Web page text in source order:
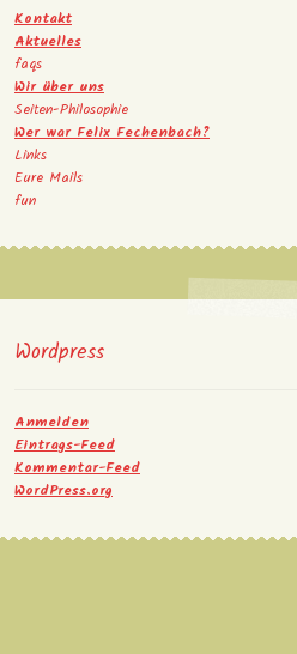
Kontakt
Aktuelles
faqs
Wir über uns
Seiten-Philosophie
Wer war Felix Fechenbach?
Links
Eure Mails
fun
Wordpress
Anmelden
Eintrags-Feed
Kommentar-Feed
WordPress.org